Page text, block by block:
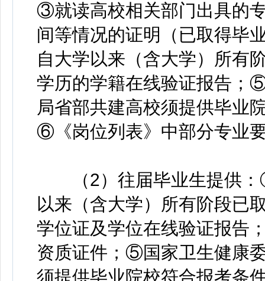
③就读高校相关部门出具的
间等情况的证明（已取得毕
自大学以来（含大学）所有
学历的学籍在线验证报告；
局省部共建高校须提供毕业
⑥《岗位列表》中部分专业
（2）往届毕业生提供：
以来（含大学）所有阶段已
学位证及学位在线验证报告
资质证件；⑤国家卫生健康
须提供毕业院校符合报考条